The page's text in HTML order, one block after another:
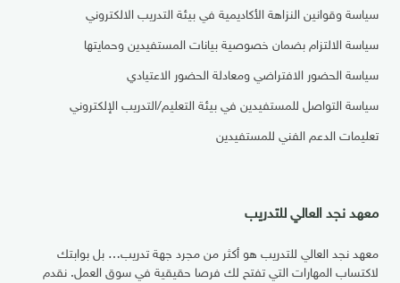
سياسة وقوانين النزاهة الأكاديمية في بيئة التدريب الالكتروني
سياسة الالتزام بضمان خصوصية بيانات المستفيدين وحمايتها
سياسة الحضور الافتراضي ومعادلة الحضور الاعتيادي
سياسة التواصل للمستفيدين في بيئة التعليم/التدريب الإلكتروني
تعليمات الدعم الفني للمستفيدين
معهد نجد العالي للتدريب
معهد نجد العالي للتدريب هو أكثر من مجرد جهة تدريب… بل بوابتك
لاكتساب المهارات التي تفتح لك فرصا حقيقية في سوق العمل. نقدم